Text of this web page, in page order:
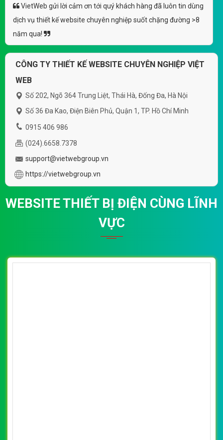
VietWeb gửi lời cảm ơn tới quý khách hàng đã luôn tin dùng
dịch vụ thiết kế website chuyên nghiệp suốt chặng đường >8
năm qua!
CÔNG TY THIẾT KẾ WEBSITE CHUYÊN NGHIỆP VIỆT
WEB
Số 202, Ngõ 364 Trung Liệt, Thái Hà, Đống Đa, Hà Nội
Số 36 Đa Kao, Điện Biên Phủ, Quận 1, TP. Hồ Chí Minh
0915 406 986
(024).6658.7378
support@vietwebgroup.vn
https://vietwebgroup.vn
WEBSITE THIẾT BỊ ĐIỆN CÙNG LĨNH
VỰC